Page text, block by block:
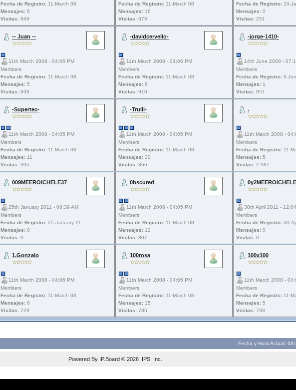
Fecha de Registro: 11-March 08
Mensajes: 6
Visitas: 849
Fecha de Registro: 11-March 08
Mensajes: 16
Visitas: 875
Fecha de Registro: 20-
Mensajes: 0
Visitas: 251
-- Juan --
11th March 2008 - 04:06 PM
Members
Fecha de Registro: 11-March 08
Mensajes: 5
Visitas: 838
-davidcervello-
11th March 2008 - 04:06 PM
Members
Fecha de Registro: 11-March 08
Mensajes: 6
Visitas: 910
-jorge-1410-
14th June 2008 -
Members
Fecha de Registro: 9-
Mensajes: 1
Visitas: 851
-Supertec-
11th March 2008 - 04:05 PM
Members
Fecha de Registro: 11-March 08
Mensajes: 11
Visitas: 905
-Trulli-
11th March 2008 - 04:05 PM
Members
Fecha de Registro: 11-March 08
Mensajes: 30
Visitas: 866
.
11th March 2008 -
Members
Fecha de Registro: 11-
Mensajes: 5
Visitas: 2.987
009MEEROICHELE37
25th January 2011 - 08:39 AM
Members
Fecha de Registro: 25-January 11
Mensajes: 0
Visitas: 0
0bscured
11th March 2008 - 04:05 PM
Members
Fecha de Registro: 11-March 08
Mensajes: 12
Visitas: 807
30th April 2011 -
Members
Fecha de Registro: 30-
Mensajes: 0
Visitas: 0
1.Gonzalo
11th March 2008 - 04:06 PM
Members
Fecha de Registro: 11-March 08
Mensajes: 6
Visitas: 729
100rosa
11th March 2008 - 04:05 PM
Members
Fecha de Registro: 11-March 08
Mensajes: 15
Visitas: 786
100x100
11th March 2008 -
Members
Fecha de Registro: 11-
Mensajes: 5
Visitas: 798
Fecha y Hora Actual:
Powered By IP.Board © 2026 IPS, Inc